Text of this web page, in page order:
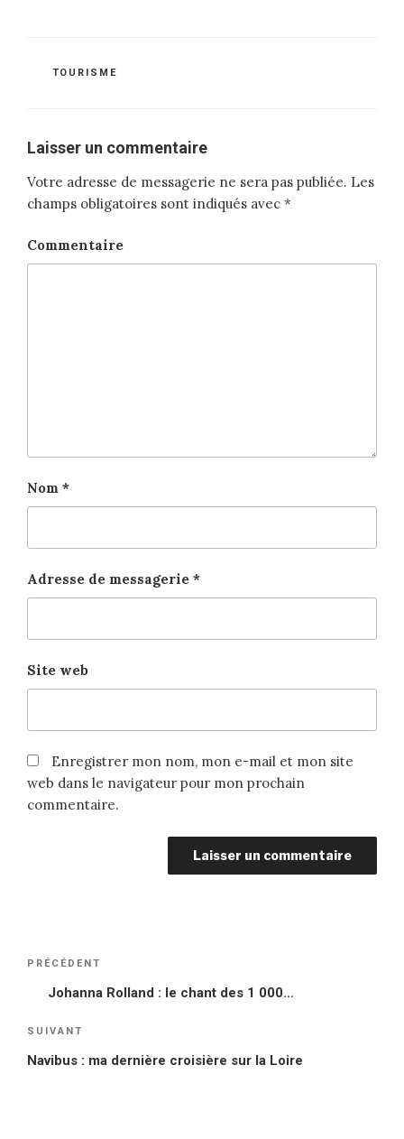
CATÉGORIES
TOURISME
Laisser un commentaire
Votre adresse de messagerie ne sera pas publiée. Les
champs obligatoires sont indiqués avec *
Commentaire
Nom *
Adresse de messagerie *
Site web
Enregistrer mon nom, mon e-mail et mon site
web dans le navigateur pour mon prochain
commentaire.
Navigation
Article
précédent
PRÉCÉDENT
Johanna Rolland : le chant des 1 000…
Article
suivant
SUIVANT
Navibus : ma dernière croisière sur la Loire